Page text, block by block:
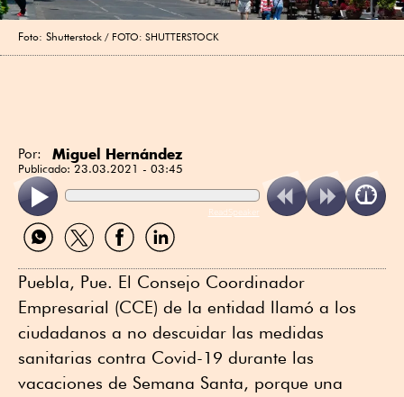
Foto: Shutterstock FOTO: SHUTTERSTOCK
Por: Miguel Hernández
Publicado: 23.03.2021 - 03:45
ReadSpeaker
Compartir
por
Compartir
por
Compartir
por
Compartir
por
Puebla, Pue. El Consejo Coordinador
Empresarial (CCE) de la entidad llamó a los
ciudadanos a no descuidar las medidas
sanitarias contra Covid-19 durante las
vacaciones de Semana Santa, porque una